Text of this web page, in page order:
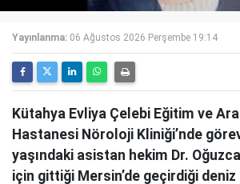
Yayınlanma: 06 Ağustos 2026 Perşembe 19:14
Kütahya Evliya Çelebi Eğitim ve
Hastanesi Nöroloji Kliniği’nde
yaşındaki asistan hekim Dr.
için gittiği Mersin’de geçirdiği deniz